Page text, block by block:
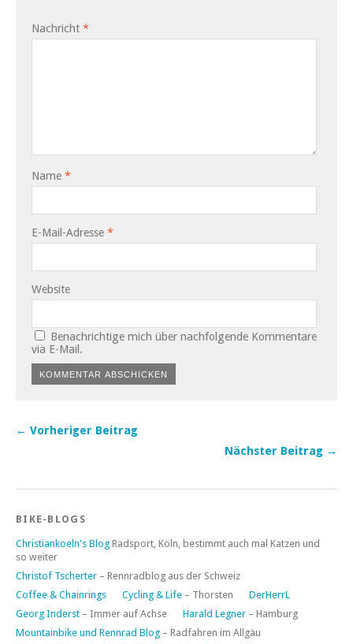
Nachricht *
Name *
E-Mail-Adresse *
Website
Benachrichtige mich über nachfolgende Kommentare
via E-Mail.
← Vorheriger Beitrag
Nächster Beitrag →
BIKE-BLOGS
Christiankoeln's Blog Radsport, Köln, bestimmt auch mal Katzen und
so weiter
Christof Tscherter – Rennradblog aus der Schweiz
Coffee & Chainrings
Cycling & Life – Thorsten
DerHerrL
Georg Inderst – Immer auf Achse Harald Legner – Hamburg
Mountainbike und Rennrad Blog – Radfahren im Allgäu